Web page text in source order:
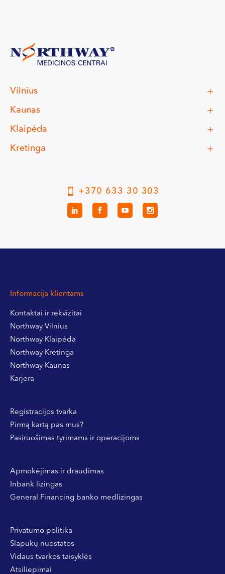
Vilnius
Kaunas
Klaipėda
Kretinga
+370 633 30 303
Informacija klientams
Kontaktai ir rekvizitai
Northway Vilnius
Northway Klaipėda
Northway Kretinga
Northway Kaunas
Karjera
Registracijos tvarka
Pirmą kartą pas mus?
Pasiruošimas tyrimams ir operacijoms
Apmokėjimas ir draudimas
Inbank lizingas
General Financing banko medlizingas
Privatumo politika
Slapukų nuostatos
Vidaus tvarkos taisyklės
Atsiliepimai